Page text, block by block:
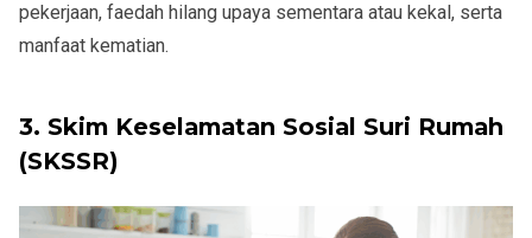
pekerjaan, faedah hilang upaya sementara atau kekal, serta
manfaat kematian.
3. Skim Keselamatan Sosial Suri Rumah
(SKSSR)